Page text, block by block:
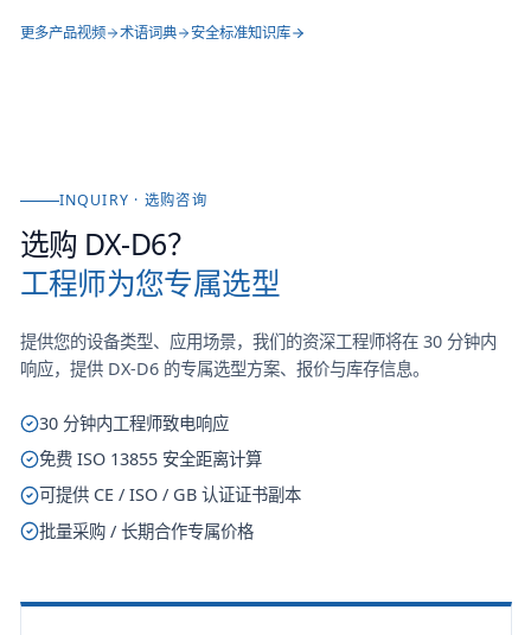
更多产品视频 术语词典 安全标准知识库
INQUIRY · 选购咨询
选购 DX-D6？
工程师为您专属选型
提供您的设备类型、应用场景，我们的资深工程师将在 30 分钟内
响应，提供 DX-D6的专属选型方案、报价与库存信息。
30 分钟内工程师致电响应
免费 ISO 13855 安全距离计算
可提供 CE / ISO / GB 认证证书副本
批量采购 / 长期合作专属价格